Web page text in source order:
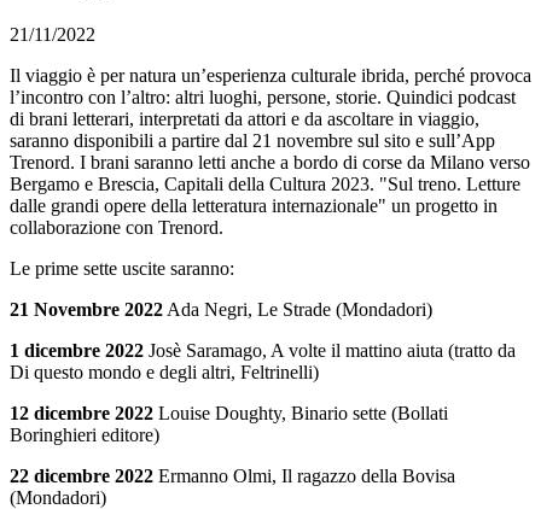
21/11/2022
Il viaggio è per natura un’esperienza culturale ibrida, perché provoca
l’incontro con l’altro: altri luoghi, persone, storie. Quindici podcast
di brani letterari, interpretati da attori e da ascoltare in viaggio,
saranno disponibili a partire dal 21 novembre sul sito e sull’App
Trenord. I brani saranno letti anche a bordo di corse da Milano verso
Bergamo e Brescia, Capitali della Cultura 2023. "Sul treno. Letture
dalle grandi opere della letteratura internazionale" un progetto in
collaborazione con Trenord.
Le prime sette uscite saranno:
21 Novembre 2022 Ada Negri, Le Strade (Mondadori)
1 dicembre 2022 Josè Saramago, A volte il mattino aiuta (tratto da
Di questo mondo e degli altri, Feltrinelli)
12 dicembre 2022 Louise Doughty, Binario sette (Bollati
Boringhieri editore)
22 dicembre 2022 Ermanno Olmi, Il ragazzo della Bovisa
(Mondadori)